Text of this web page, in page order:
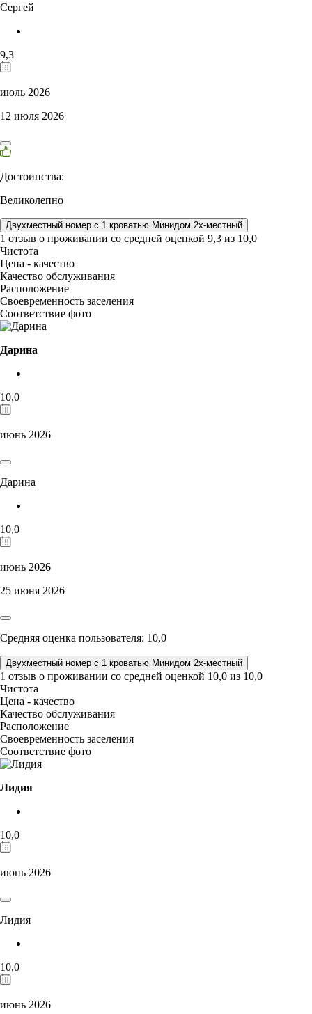
Сергей
9,3
июль 2026
12 июля 2026
Достоинства:
Великолепно
Двухместный номер с 1 кроватью Минидом 2х-местный
1 отзыв о проживании со средней оценкой 9,3 из 10,0
Чистота
Цена - качество
Качество обслуживания
Расположение
Своевременность заселения
Соответствие фото
Дарина
10,0
июнь 2026
Дарина
10,0
июнь 2026
25 июня 2026
Средняя оценка пользователя: 10,0
Двухместный номер с 1 кроватью Минидом 2х-местный
1 отзыв о проживании со средней оценкой 10,0 из 10,0
Чистота
Цена - качество
Качество обслуживания
Расположение
Своевременность заселения
Соответствие фото
Лидия
10,0
июнь 2026
Лидия
10,0
июнь 2026